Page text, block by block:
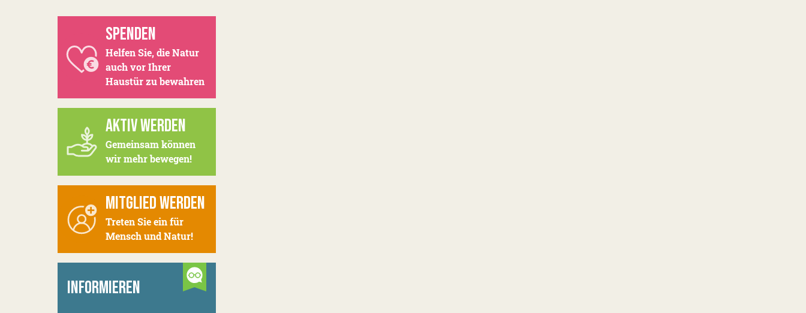
SPENDEN
Helfen Sie, die Natur
auch vor Ihrer
Haustür zu bewahren
AKTIV WERDEN
Gemeinsam können
wir mehr bewegen!
MITGLIED WERDEN
Treten Sie ein für
Mensch und Natur!
INFORMIEREN